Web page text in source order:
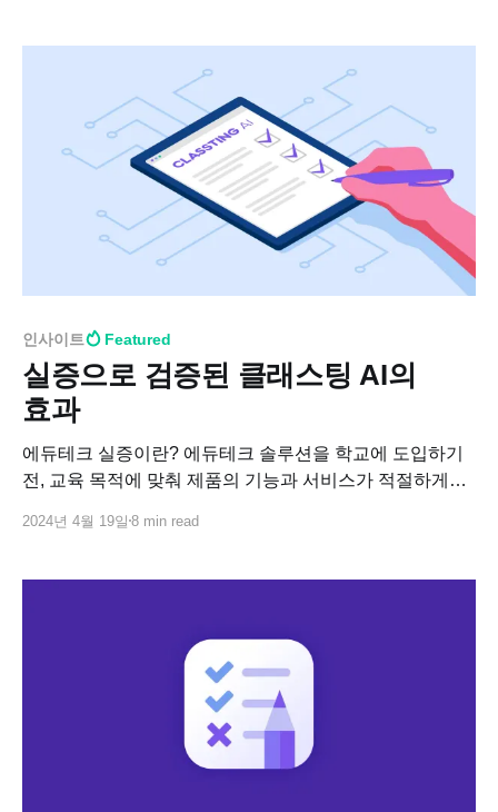
인사이트 Featured
실증으로 검증된 클래스팅 AI의
효과
에듀테크 실증이란? 에듀테크 솔루션을 학교에 도입하기
전, 교육 목적에 맞춰 제품의 기능과 서비스가 적절하게
뜻합니다. 학교에서 사용할 에듀테크를 선택할 때 실증
2024년 4월 19일 8 min read